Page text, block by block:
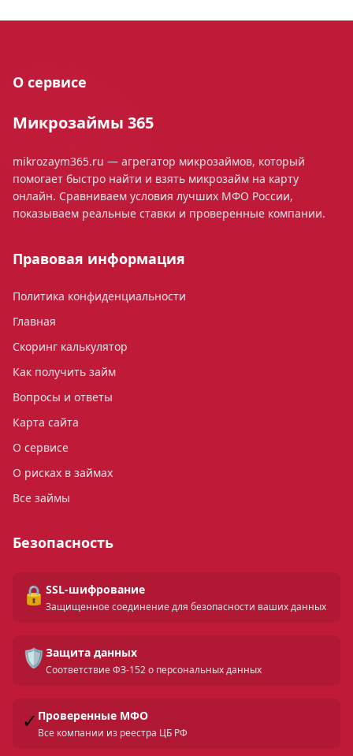
О сервисе
Микрозаймы 365
mikrozaym365.ru — агрегатор микрозаймов, который
помогает быстро найти и взять микрозайм на карту
онлайн. Сравниваем условия лучших МФО России,
показываем реальные ставки и проверенные компании.
Правовая информация
Политика конфиденциальности
Главная
Скоринг калькулятор
Как получить займ
Вопросы и ответы
Карта сайта
О сервисе
О рисках в займах
Все займы
Безопасность
🔒 SSL-шифрование
Защищенное соединение для безопасности ваших данных
🛡️ Защита данных
Соответствие ФЗ-152 о персональных данных
✓ Проверенные МФО
Все компании из реестра ЦБ РФ